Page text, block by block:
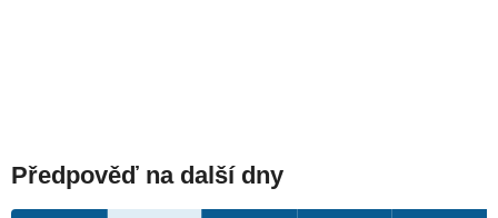
Předpověď na další dny